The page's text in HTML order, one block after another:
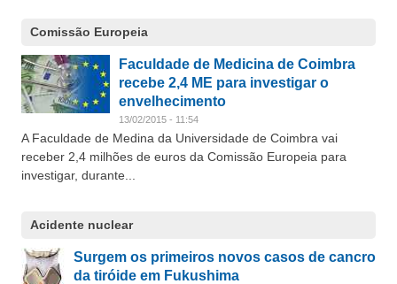
Comissão Europeia
Faculdade de Medicina de Coimbra
recebe 2,4 ME para investigar o
envelhecimento
13/02/2015 - 11:54
A Faculdade de Medina da Universidade de Coimbra vai
receber 2,4 milhões de euros da Comissão Europeia para
investigar, durante...
Acidente nuclear
Surgem os primeiros novos casos de cancro
da tiróide em Fukushima